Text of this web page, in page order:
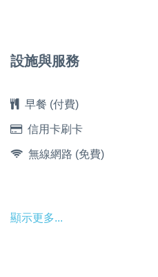
設施與服務
早餐 (付費)
信用卡刷卡
無線網路 (免費)
顯示更多...